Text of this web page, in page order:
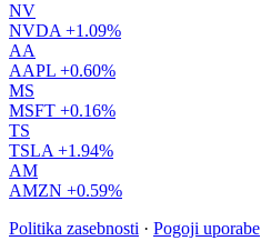
NV
NVDA +1.09%
AA
AAPL +0.60%
MS
MSFT +0.16%
TS
TSLA +1.94%
AM
AMZN +0.59%
Politika zasebnosti · Pogoji uporabe